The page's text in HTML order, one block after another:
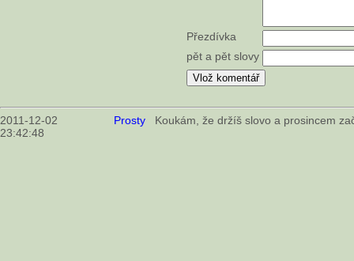
Přezdívka
pět a pět slovy
2011-12-02
23:42:48
Prosty Koukám, že držíš slovo a prosincem